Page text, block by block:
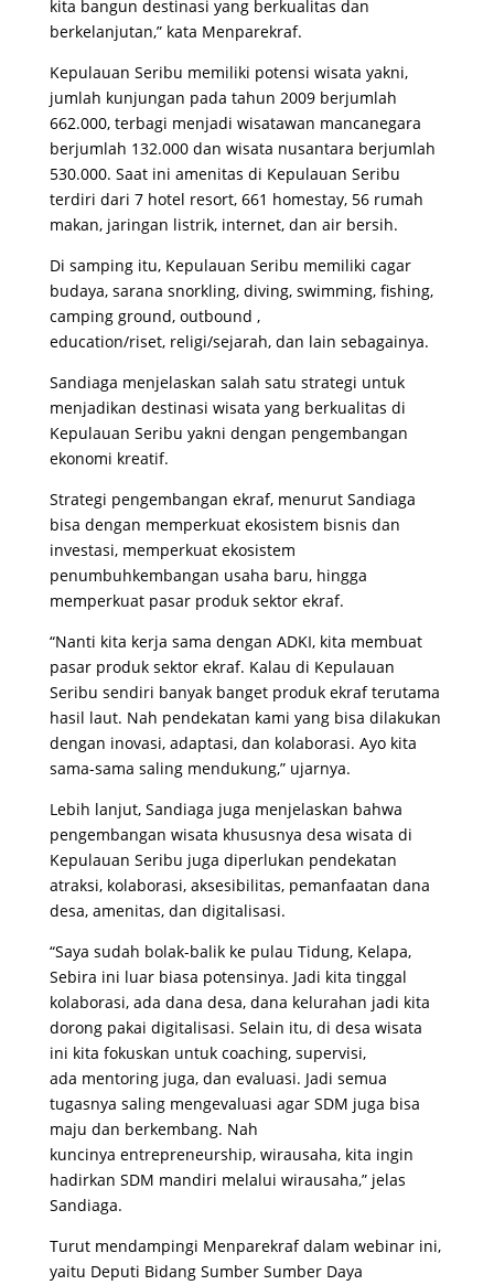
kita bangun destinasi yang berkualitas dan
berkelanjutan,” kata Menparekraf.
Kepulauan Seribu memiliki potensi wisata yakni,
jumlah kunjungan pada tahun 2009 berjumlah
662.000, terbagi menjadi wisatawan mancanegara
berjumlah 132.000 dan wisata nusantara berjumlah
530.000. Saat ini amenitas di Kepulauan Seribu
terdiri dari 7 hotel resort, 661 homestay, 56 rumah
makan, jaringan listrik, internet, dan air bersih.
Di samping itu, Kepulauan Seribu memiliki cagar
budaya, sarana snorkling, diving, swimming, fishing,
camping ground, outbound ,
education/riset, religi/sejarah, dan lain sebagainya.
Sandiaga menjelaskan salah satu strategi untuk
menjadikan destinasi wisata yang berkualitas di
Kepulauan Seribu yakni dengan pengembangan
ekonomi kreatif.
Strategi pengembangan ekraf, menurut Sandiaga
bisa dengan memperkuat ekosistem bisnis dan
investasi, memperkuat ekosistem
penumbuhkembangan usaha baru, hingga
memperkuat pasar produk sektor ekraf.
“Nanti kita kerja sama dengan ADKI, kita membuat
pasar produk sektor ekraf. Kalau di Kepulauan
Seribu sendiri banyak banget produk ekraf terutama
hasil laut. Nah pendekatan kami yang bisa dilakukan
dengan inovasi, adaptasi, dan kolaborasi. Ayo kita
sama-sama saling mendukung,” ujarnya.
Lebih lanjut, Sandiaga juga menjelaskan bahwa
pengembangan wisata khususnya desa wisata di
Kepulauan Seribu juga diperlukan pendekatan
atraksi, kolaborasi, aksesibilitas, pemanfaatan dana
desa, amenitas, dan digitalisasi.
“Saya sudah bolak-balik ke pulau Tidung, Kelapa,
Sebira ini luar biasa potensinya. Jadi kita tinggal
kolaborasi, ada dana desa, dana kelurahan jadi kita
dorong pakai digitalisasi. Selain itu, di desa wisata
ini kita fokuskan untuk coaching, supervisi,
ada mentoring juga, dan evaluasi. Jadi semua
tugasnya saling mengevaluasi agar SDM juga bisa
maju dan berkembang. Nah
kuncinya entrepreneurship, wirausaha, kita ingin
hadirkan SDM mandiri melalui wirausaha,” jelas
Sandiaga.
Turut mendampingi Menparekraf dalam webinar ini,
yaitu Deputi Bidang Sumber Sumber Daya